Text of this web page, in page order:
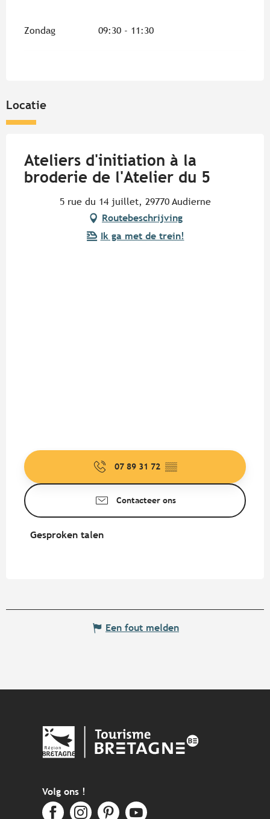
Zondag 09:30 - 11:30
Locatie
Ateliers d'initiation à la
broderie de l'Atelier du 5
5 rue du 14 juillet, 29770 Audierne
Routebeschrijving
Ik ga met de trein!
07 89 31 72 ▒▒
Contacteer ons
Gesproken talen
Gesproken talen
Een fout melden
Volg ons !